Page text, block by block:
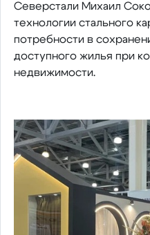
Северстали Михаил
технологии стального
потребности в
доступного жилья при
недвижимости.